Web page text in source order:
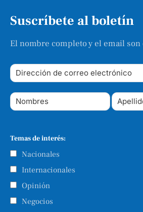
Suscríbete al boletín
El nombre completo y el email
Temas de interés:
Nacionales
Internacionales
Opinión
Negocios